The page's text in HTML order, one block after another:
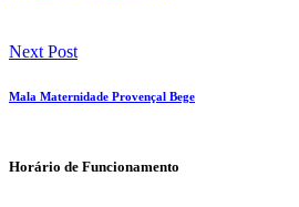
Next Post
Mala Maternidade Provençal Bege
Horário de Funcionamento